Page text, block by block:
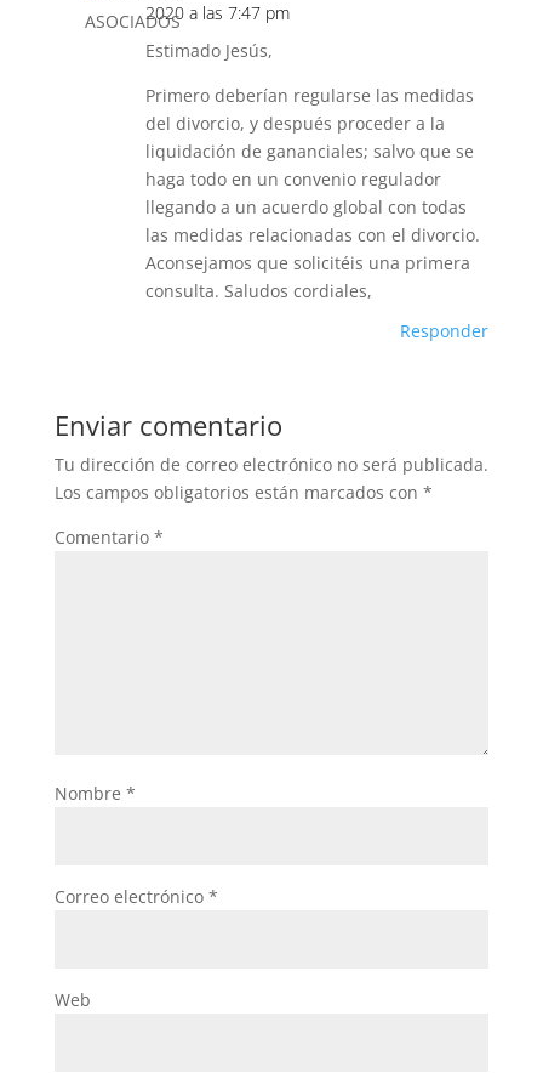
2020 a las 7:47 pm
Estimado Jesús,
Primero deberían regularse las medidas
del divorcio, y después proceder a la
liquidación de gananciales; salvo que se
haga todo en un convenio regulador
llegando a un acuerdo global con todas
las medidas relacionadas con el divorcio.
Aconsejamos que solicitéis una primera
consulta. Saludos cordiales,
Responder
Enviar comentario
Tu dirección de correo electrónico no será publicada.
Los campos obligatorios están marcados con *
Comentario *
Nombre *
Correo electrónico *
Web